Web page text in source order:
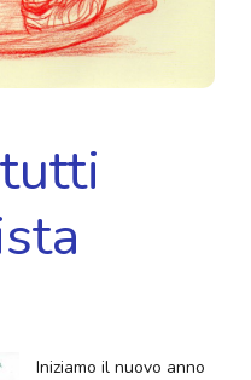
Iniziamo il nuovo anno